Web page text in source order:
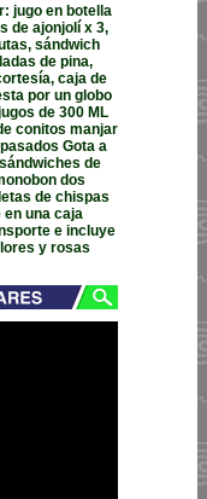
jugo en botella
de ajonjolí x 3,
sándwich
de pina,
caja de
por un globo
de 300 ML
conitos manjar
Gota a
de
dos
de chispas
una caja
e incluye
y rosas